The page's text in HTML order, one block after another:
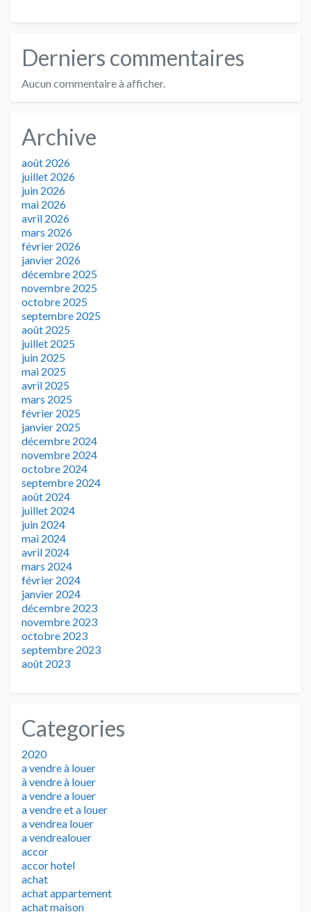
Derniers commentaires
Aucun commentaire à afficher.
Archive
août 2026
juillet 2026
juin 2026
mai 2026
avril 2026
mars 2026
février 2026
janvier 2026
décembre 2025
novembre 2025
octobre 2025
septembre 2025
août 2025
juillet 2025
juin 2025
mai 2025
avril 2025
mars 2025
février 2025
janvier 2025
décembre 2024
novembre 2024
octobre 2024
septembre 2024
août 2024
juillet 2024
juin 2024
mai 2024
avril 2024
mars 2024
février 2024
janvier 2024
décembre 2023
novembre 2023
octobre 2023
septembre 2023
août 2023
Categories
2020
a vendre à louer
à vendre à louer
a vendre a louer
a vendre et a louer
a vendrea louer
a vendrealouer
accor
accor hotel
achat
achat appartement
achat maison